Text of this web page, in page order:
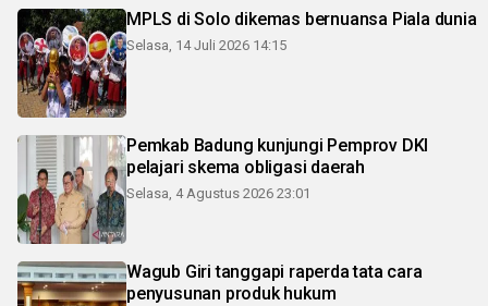
MPLS di Solo dikemas bernuansa Piala dunia
Selasa, 14 Juli 2026 14:15
Pemkab Badung kunjungi Pemprov DKI
pelajari skema obligasi daerah
Selasa, 4 Agustus 2026 23:01
Wagub Giri tanggapi raperda tata cara
penyusunan produk hukum